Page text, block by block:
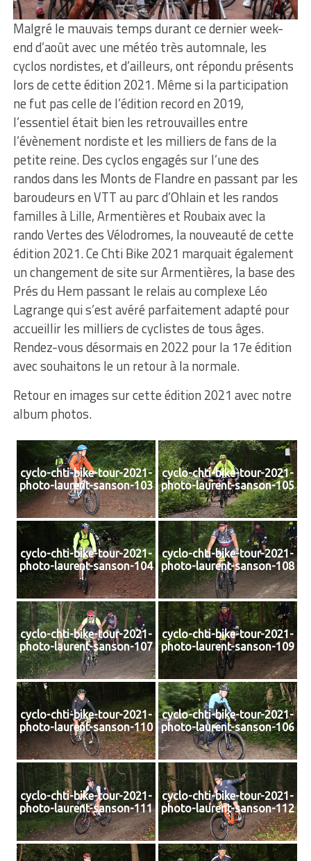
Malgré le mauvais temps durant ce dernier week-
end d’août avec une météo très automnale, les
cyclos nordistes, et d’ailleurs, ont répondu présents
lors de cette édition 2021. Même si la participation
ne fut pas celle de l’édition record en 2019,
l’essentiel était bien les retrouvailles entre
l’évènement nordiste et les milliers de fans de la
petite reine. Des cyclos engagés sur l’une des
randos dans les Monts de Flandre en passant par les
baroudeurs en VTT au parc d’Ohlain et les randos
familles à Lille, Armentières et Roubaix avec la
rando Vertes des Vélodromes, la nouveauté de cette
édition 2021. Ce Chti Bike 2021 marquait également
un changement de site sur Armentières, la base des
Prés du Hem passant le relais au complexe Léo
Lagrange qui s’est avéré parfaitement adapté pour
accueillir les milliers de cyclistes de tous âges.
Rendez-vous désormais en 2022 pour la 17e édition
avec souhaitons le un retour à la normale.
Retour en images sur cette édition 2021 avec notre
album photos.
cyclo-chti-bike-tour-2021-
photo-laurent-sanson-103
cyclo-chti-bike-tour-2021-
photo-laurent-sanson-105
cyclo-chti-bike-tour-2021-
photo-laurent-sanson-104
cyclo-chti-bike-tour-2021-
photo-laurent-sanson-108
cyclo-chti-bike-tour-2021-
photo-laurent-sanson-107
cyclo-chti-bike-tour-2021-
photo-laurent-sanson-109
cyclo-chti-bike-tour-2021-
photo-laurent-sanson-110
cyclo-chti-bike-tour-2021-
photo-laurent-sanson-106
cyclo-chti-bike-tour-2021-
photo-laurent-sanson-111
cyclo-chti-bike-tour-2021-
photo-laurent-sanson-112